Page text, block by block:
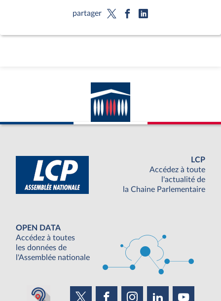
partager
LCP
Accédez à toute
l'actualité de
la Chaine Parlementaire
OPEN DATA
Accédez à toutes
les données de
l'Assemblée nationale